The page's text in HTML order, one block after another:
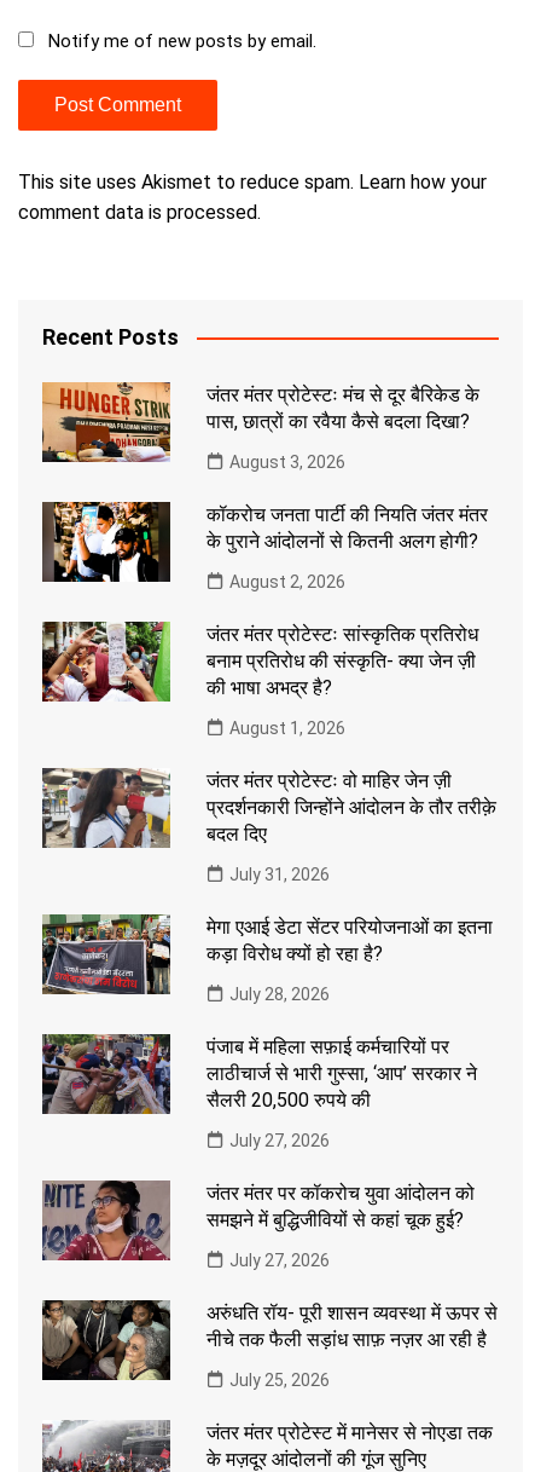
Notify me of new posts by email.
This site uses Akismet to reduce spam. Learn how your
comment data is processed.
Recent Posts
जंतर मंतर प्रोटेस्टः मंच से दूर बैरिकेड के
पास, छात्रों का रवैया कैसे बदला दिखा?
August 3, 2026
कॉकरोच जनता पार्टी की नियति जंतर मंतर
के पुराने आंदोलनों से कितनी अलग होगी?
August 2, 2026
जंतर मंतर प्रोटेस्टः सांस्कृतिक प्रतिरोध
बनाम प्रतिरोध की संस्कृति- क्या जेन ज़ी
की भाषा अभद्र है?
August 1, 2026
जंतर मंतर प्रोटेस्टः वो माहिर जेन ज़ी
प्रदर्शनकारी जिन्होंने आंदोलन के तौर तरीक़े
बदल दिए
July 31, 2026
मेगा एआई डेटा सेंटर परियोजनाओं का इतना
कड़ा विरोध क्यों हो रहा है?
July 28, 2026
पंजाब में महिला सफ़ाई कर्मचारियों पर
लाठीचार्ज से भारी गुस्सा, ‘आप’ सरकार ने
सैलरी 20,500 रुपये की
July 27, 2026
जंतर मंतर पर कॉकरोच युवा आंदोलन को
समझने में बुद्धिजीवियों से कहां चूक हुई?
July 27, 2026
अरुंधति रॉय- पूरी शासन व्यवस्था में ऊपर से
नीचे तक फैली सड़ांध साफ़ नज़र आ रही है
July 25, 2026
जंतर मंतर प्रोटेस्ट में मानेसर से नोएडा तक
के मज़दूर आंदोलनों की गूंज सुनिए